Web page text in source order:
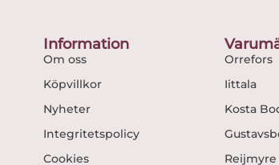
Information
Om oss
Köpvillkor
Nyheter
Integritetspolicy
Cookies
Orrefors
Iittala
Kosta
Reijmyre